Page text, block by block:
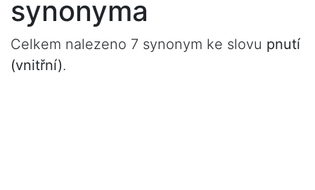
synonyma
Celkem nalezeno 7 synonym ke slovu pnutí
(vnitřní).